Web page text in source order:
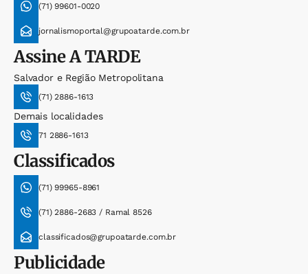
(71) 99601-0020
jornalismoportal@grupoatarde.com.br
AssineA TARDE
Salvador e Região Metropolitana
(71) 2886-1613
Demais localidades
71 2886-1613
Classificados
(71) 99965-8961
(71) 2886-2683 / Ramal 8526
classificados@grupoatarde.com.br
Publicidade